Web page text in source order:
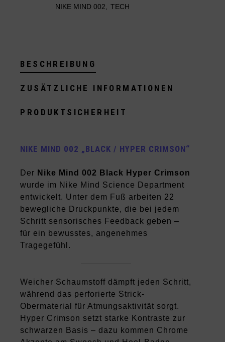
NIKE MIND 002 ,TECH
BESCHREIBUNG
ZUSÄTZLICHE INFORMATIONEN
PRODUKTSICHERHEIT
NIKE MIND 002 „BLACK / HYPER CRIMSON“
Der Nike Mind 002 Black Hyper Crimson
wurde im Nike Mind Science Department
entwickelt. Unter dem Fuß arbeiten 22
bewegliche Druckpunkte, die bei jedem
Schritt sensorisches Feedback geben –
für ein bewusstes, angenehmes
Tragegefühl.
Weicher Schaumstoff dämpft jeden Schritt,
während das perforierte Strick-
Obermaterial für Atmungsaktivität sorgt.
Hyper Crimson setzt starke Kontraste zur
schwarzen Basis – dazu kommen Chrome